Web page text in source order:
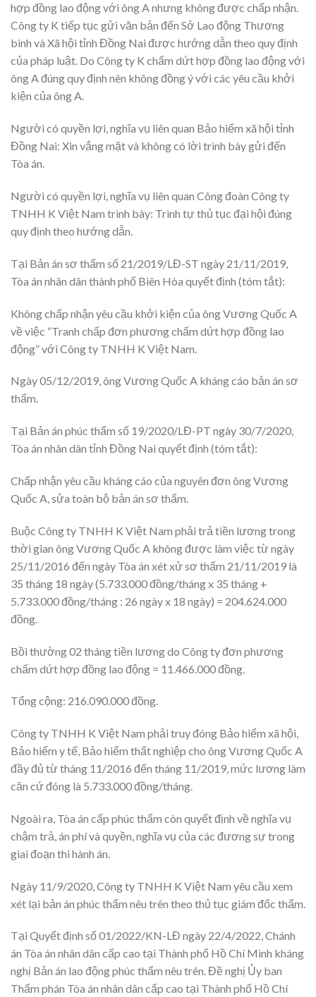
hợp đồng lao động với ông A nhưng không được chấp nhận.
Công ty K tiếp tục gửi văn bản đến Sở Lao động Thương
binh và Xã hội tỉnh Đồng Nai được hướng dẫn theo quy định
của pháp luật. Do Công ty K chấm dứt hợp đồng lao động với
ông A đúng quy định nên không đồng ý với các yêu cầu khởi
kiện của ông A.
Người có quyền lợi, nghĩa vụ liên quan Bảo hiểm xã hội tỉnh
Đồng Nai: Xin vắng mặt và không có lời trình bày gửi đến
Tòa án.
Người có quyền lợi, nghĩa vụ liên quan Công đoàn Công ty
TNHH K Việt Nam trình bày: Trình tự thủ tục đại hội đúng
quy định theo hướng dẫn.
Tại Bản án sơ thẩm số 21/2019/LĐ-ST ngày 21/11/2019,
Tòa án nhân dân thành phố Biên Hòa quyết định (tóm tắt):
Không chấp nhận yêu cầu khởi kiện của ông Vương Quốc A
về việc “Tranh chấp đơn phương chấm dứt hợp đồng lao
động” với Công ty TNHH K Việt Nam.
Ngày 05/12/2019, ông Vương Quốc A kháng cáo bản án sơ
thẩm.
Tại Bản án phúc thẩm số 19/2020/LĐ-PT ngày 30/7/2020,
Tòa án nhân dân tỉnh Đồng Nai quyết định (tóm tắt):
Chấp nhận yêu cầu kháng cáo của nguyên đơn ông Vương
Quốc A, sửa toàn bộ bản án sơ thẩm.
Buộc Công ty TNHH K Việt Nam phải trả tiền lương trong
thời gian ông Vương Quốc A không được làm việc từ ngày
25/11/2016 đến ngày Tòa án xét xử sơ thẩm 21/11/2019 là
35 tháng 18 ngày (5.733.000 đồng/tháng x 35 tháng +
5.733.000 đồng/tháng : 26 ngày x 18 ngày) = 204.624.000
đồng.
Bồi thường 02 tháng tiền lương do Công ty đơn phương
chấm dứt hợp đồng lao động = 11.466.000 đồng.
Tổng cộng: 216.090.000 đồng.
Công ty TNHH K Việt Nam phải truy đóng Bảo hiểm xã hội,
Bảo hiểm y tế, Bảo hiểm thất nghiệp cho ông Vương Quốc A
đầy đủ từ tháng 11/2016 đến tháng 11/2019, mức lương làm
căn cứ đóng là 5.733.000 đồng/tháng.
Ngoài ra, Tòa án cấp phúc thẩm còn quyết định về nghĩa vụ
chậm trả, án phí và quyền, nghĩa vụ của các đương sự trong
giai đoạn thi hành án.
Ngày 11/9/2020, Công ty TNHH K Việt Nam yêu cầu xem
xét lại bản án phúc thẩm nêu trên theo thủ tục giám đốc thẩm.
Tại Quyết định số 01/2022/KN-LĐ ngày 22/4/2022, Chánh
án Tòa án nhân dân cấp cao tại Thành phố Hồ Chí Minh kháng
nghị Bản án lao động phúc thẩm nêu trên. Đề nghị Ủy ban
Thẩm phán Tòa án nhân dân cấp cao tại Thành phố Hồ Chí